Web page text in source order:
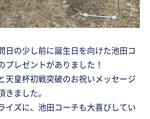
日の少し前に誕生日を向けた池田コ
プレゼントがありました！
天皇杯初戦突破のお祝いメッセージ
ました。
イズに、池田コーチも大喜びしてい